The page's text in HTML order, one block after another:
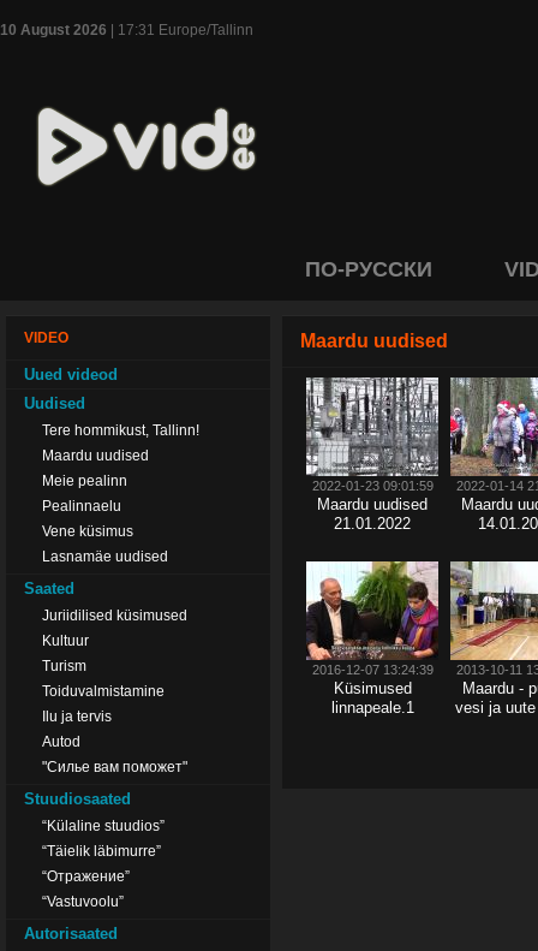
10 August 2026 | 17:31 Europe/Tallinn
ПО-РУССКИ
VIDEO
Uued videod
Uudised
Tere hommikust, Tallinn!
Maardu uudised
Meie pealinn
Pealinnaelu
Vene küsimus
Lasnamäe uudised
Saated
Juriidilised küsimused
Kultuur
Turism
Toiduvalmistamine
Ilu ja tervis
Autod
"Силье вам поможет"
Stuudiosaated
“Külaline stuudios”
“Täielik läbimurre”
“Отражение”
“Vastuvoolu”
Autorisaated
Maardu uudised
2022-01-23 09:01:59
Maardu uudised
21.01.2022
2022-01-14
Maardu
2016-12-07 13:24:39
Küsimused
linnapeale.1
2013-10-11
Maardu -
vesi ja